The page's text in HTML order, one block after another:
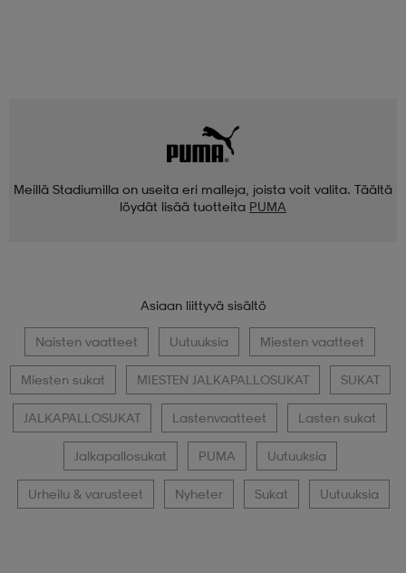
Meillä Stadiumilla on useita eri malleja, joista voit valita. Täältä
löydät lisää tuotteita PUMA
Asiaan liittyvä sisältö
Naisten vaatteet Uutuuksia Miesten vaatteet
Miesten sukat MIESTEN JALKAPALLOSUKAT SUKAT
JALKAPALLOSUKAT Lastenvaatteet Lasten sukat
Jalkapallosukat PUMA Uutuuksia
Urheilu & varusteet Nyheter Sukat Uutuuksia